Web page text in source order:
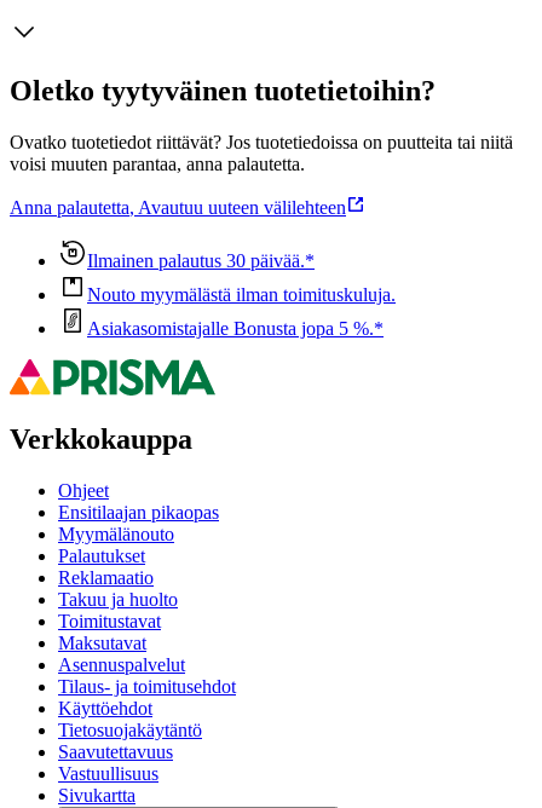
Oletko tyytyväinen tuotetietoihin?
Ovatko tuotetiedot riittävät? Jos tuotetiedoissa on puutteita tai niitä
voisi muuten parantaa, anna palautetta.
Anna palautetta, Avautuu uuteen välilehteen
Ilmainen palautus 30 päivää.*
Nouto myymälästä ilman toimituskuluja.
Asiakasomistajalle Bonusta jopa 5 %.*
Verkkokauppa
Ohjeet
Ensitilaajan pikaopas
Myymälänouto
Palautukset
Reklamaatio
Takuu ja huolto
Toimitustavat
Maksutavat
Asennuspalvelut
Tilaus- ja toimitusehdot
Käyttöehdot
Tietosuojakäytäntö
Saavutettavuus
Vastuullisuus
Sivukartta